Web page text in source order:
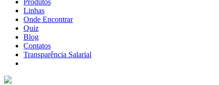
Produtos
Linhas
Onde Encontrar
Quiz
Blog
Contatos
Transparência Salarial